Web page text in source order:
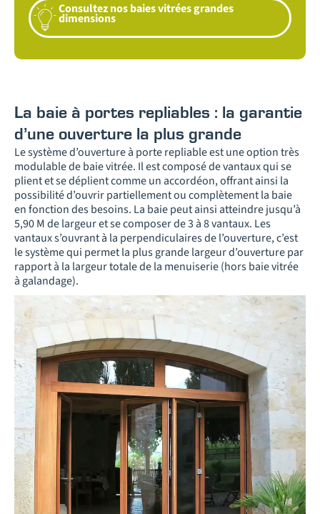
Consultez nos baies vitrées grandes
dimensions
La baie à portes repliables : la garantie
d’une ouverture la plus grande
Le système d’ouverture à porte repliable est une option très
modulable de baie vitrée. Il est composé de vantaux qui se
plient et se déplient comme un accordéon, offrant ainsi la
possibilité d’ouvrir partiellement ou complètement la baie
en fonction des besoins. La baie peut ainsi atteindre jusqu’à
5,90 M de largeur et se composer de 3 à 8 vantaux. Les
vantaux s’ouvrant à la perpendiculaires de l’ouverture, c’est
le système qui permet la plus grande largeur d’ouverture par
rapport à la largeur totale de la menuiserie (hors baie vitrée
à galandage).